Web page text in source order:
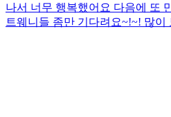
나서 너무 행복했어요 다음에 또
트웨니들 좀만 기다려요~!~! 많이